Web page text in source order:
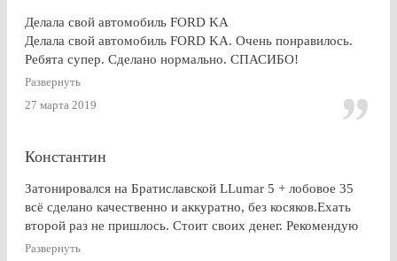
Делала свой автомобиль FORD KA
Делала свой автомобиль FORD KA. Очень понравилось.
Ребята супер. Сделано нормально. СПАСИБО!
Развернуть
27 марта 2019
Константин
Затонировался на Братиславской LLumar 5 + лобовое 35
всё сделано качественно и аккуратно, без косяков.Ехать
второй раз не пришлось. Стоит своих денег. Рекомендую
Развернуть